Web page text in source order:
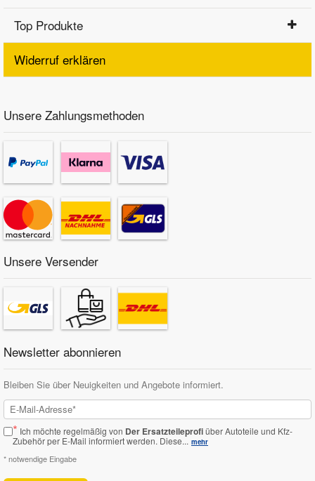
Top Produkte
Widerruf erklären
Unsere Zahlungsmethoden
Unsere Versender
Newsletter abonnieren
Bleiben Sie über Neuigkeiten und Angebote informiert.
* Ich möchte regelmäßig von Der Ersatzteileprofiüber Autoteile und Kfz-
Zubehör per E-Mail informiert werden. Diese... mehr
* notwendige Eingabe